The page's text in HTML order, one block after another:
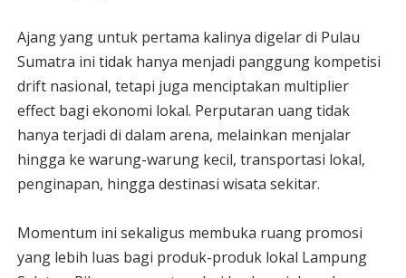
Ajang yang untuk pertama kalinya digelar di Pulau
Sumatra ini tidak hanya menjadi panggung kompetisi
drift nasional, tetapi juga menciptakan multiplier
effect bagi ekonomi lokal. Perputaran uang tidak
hanya terjadi di dalam arena, melainkan menjalar
hingga ke warung-warung kecil, transportasi lokal,
penginapan, hingga destinasi wisata sekitar.
Momentum ini sekaligus membuka ruang promosi
yang lebih luas bagi produk-produk lokal Lampung